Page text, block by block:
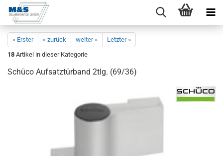
« Erster « zurück weiter »
Letzter »
18 Artikel in dieser Kategorie
Schü­co Auf­satz­tür­band 2tlg. (69/36)